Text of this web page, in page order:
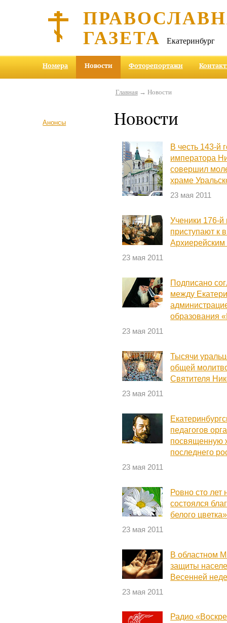
ГАЗЕТА Екатеринбург
Номера Новости Фоторепортажи
Анонсы
Главная→ Новости
Новости
В честь 143-й
императора
совершил
храме
23 мая 2011
Ученики 176-й
приступают к
Архиерейским
23 мая 2011
Подписано
между
образования
23 мая 2011
Тысячи
общей
Святителя
23 мая 2011
педагогов
посвященную
последнего
23 мая 2011
Ровно сто лет
состоялся
белого цветка»
23 мая 2011
В областном
защиты
Весенней
23 мая 2011
Радио